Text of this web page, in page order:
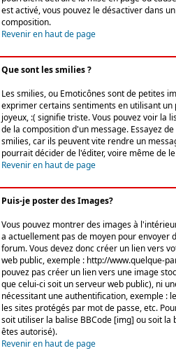
est activé, vous pouvez le désactiver dans
composition.
Revenir en haut de page
Que sont les smilies ?
Les smilies, ou Emoticônes sont de petites
exprimer certains sentiments en utilisant un
joyeux, :( signifie triste. Vous pouvez voir la
de la composition d'un message. Essayez
smilies, car ils peuvent vite rendre un
pourrait décider de l'éditer, voire même de
Revenir en haut de page
Puis-je poster des Images?
Vous pouvez montrer des images à
a actuellement pas de moyen pour envoyer
forum. Vous devez donc créer un lien vers
web public, exemple : http://www.quelque-
pouvez pas créer un lien vers une image
que celui-ci soit un serveur web public), ni
nécessitant une authentification, exemple :
les sites protégés par mot de passe, etc.
soit utiliser la balise BBCode [img] ou soit la
êtes autorisé).
Revenir en haut de page